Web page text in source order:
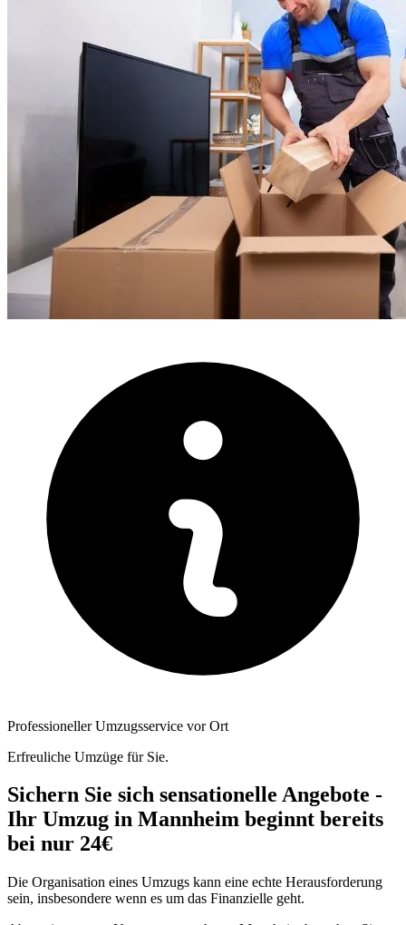
Professioneller Umzugsservice vor Ort
Erfreuliche Umzüge für Sie.
Sichern Sie sich sensationelle Angebote -
Ihr Umzug in Mannheim beginnt bereits
bei nur 24€
Die Organisation eines Umzugs kann eine echte Herausforderung
sein, insbesondere wenn es um das Finanzielle geht.